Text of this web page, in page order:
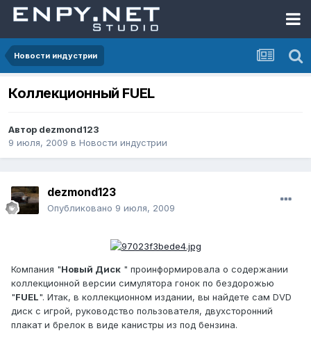
Новости индустрии
Коллекционный FUEL
Автор dezmond123
9 июля, 2009 в Новости индустрии
dezmond123
Опубликовано 9 июля, 2009
Компания "Новый Диск " проинформировала о содержании
коллекционной версии симулятора гонок по бездорожью
"FUEL". Итак, в коллекционном издании, вы найдете сам DVD
диск с игрой, руководство пользователя, двухсторонний
плакат и брелок в виде канистры из под бензина.